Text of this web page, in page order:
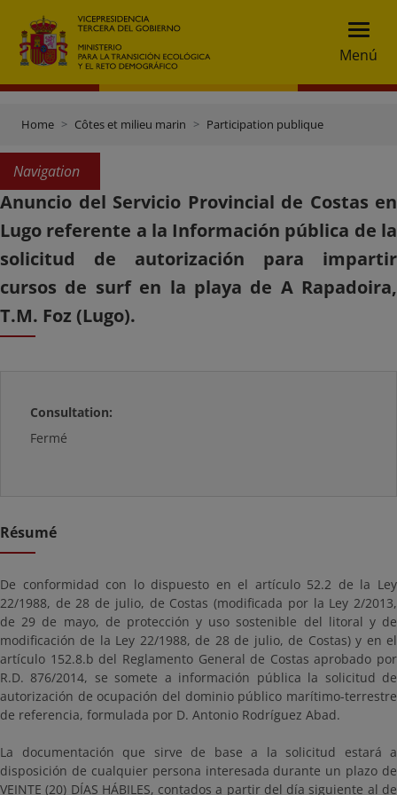
Menú
Home Côtes et milieu marin Participation publique
Navigation
Anuncio del Servicio Provincial de Costas en
Lugo referente a la Información pública de la
solicitud de autorización para impartir
cursos de surf en la playa de A Rapadoira,
T.M. Foz (Lugo).
Consultation:
Fermé
Résumé
De conformidad con lo dispuesto en el artículo 52.2 de la Ley
22/1988, de 28 de julio, de Costas (modificada por la Ley 2/2013,
de 29 de mayo, de protección y uso sostenible del litoral y de
modificación de la Ley 22/1988, de 28 de julio, de Costas) y en el
artículo 152.8.b del Reglamento General de Costas aprobado por
R.D. 876/2014, se somete a información pública la solicitud de
autorización de ocupación del dominio público marítimo-terrestre
de referencia, formulada por D. Antonio Rodríguez Abad.
La documentación que sirve de base a la solicitud estará a
disposición de cualquier persona interesada durante un plazo de
VEINTE (20) DÍAS HÁBILES, contados a partir del día siguiente al de